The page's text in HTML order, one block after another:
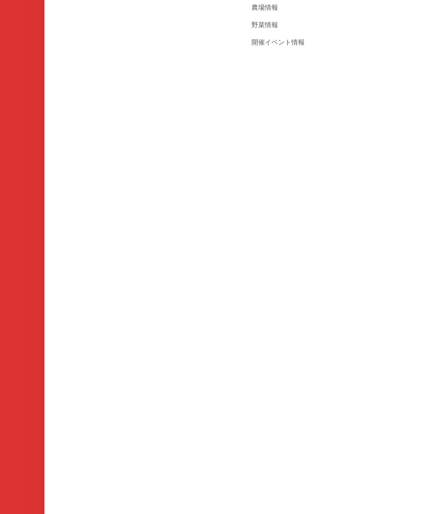
農場情報
野菜情報
開催イベント情報